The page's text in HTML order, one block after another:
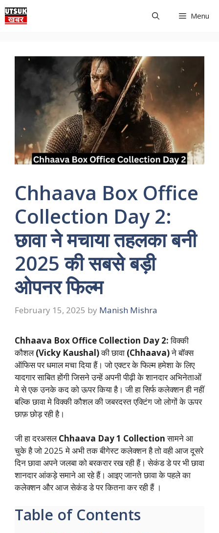
Skip
to
Menu
Chhaava Box Office
Collection Day 2:
छावा ने मचाया तहलका बनी
2025 की सबसे बड़ी
ओपनर फिल्म
February 15, 2025 by Manish Mishra
Chhaava Box Office Collection Day 2:विक्की
कौशल(Vicky Kaushal)की छावा (Chhaava)ने बॉक्स
ऑफिस पर धमाल मचा दिया हैं। जो एक्टर के फिल्म हमेशा के लिए
यादगार साबित होंगी जिसने उन्हें अपनी पीढ़ी के शानदार अभिनेताओं
मे से एक उनके कद को ऊपर किया है। जी हा सिर्फ कलेक्शन ही नहीं
बल्कि छावा मे विक्की कौशल की जबरदस्त एक्टिंग जो लोगों के ऊपर
छाफ़ छोड़ रही है।
जी हा दरअसलChhaava Day 1 Collectionसामने आ
चुके है जो 2025 मे अभी तक बीगेस्ट कलेक्शन है तो वही आज दूसरे
दिन छावा अपने जलबा को बरकरार रख रही हैं। सेकंड डे पर भी छावा
शानदार आंकड़े समाने आ रहे हैं। आइए जानते छावा के पहले का
कलेक्शन और आज सेकंड डे पर कितना कर रही हैं ।
Table of Contents